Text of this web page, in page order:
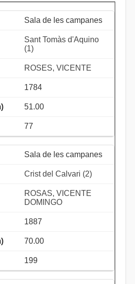
Sala de les campanes
Sant Tomàs d'Aquino
(1)
ROSES, VICENTE
1784
51.00
77
Sala de les campanes
Crist del Calvari (2)
ROSAS, VICENTE
DOMINGO
1887
70.00
199